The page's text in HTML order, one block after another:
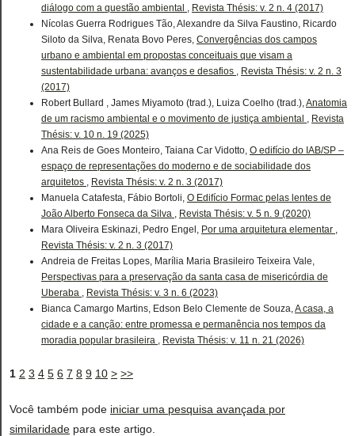
diálogo com a questão ambiental
Revista Thésis: v. 2 n. 4 (2017)
Nícolas Guerra Rodrigues Tão, Alexandre da Silva Faustino, Ricardo
Siloto da Silva, Renata Bovo Peres, Convergências dos campos
urbano e ambiental em propostas conceituais que visam a
sustentabilidade urbana: avanços e desafios
Revista Thésis: v. 2 n. 3
(2017)
Robert Bullard , James Miyamoto (trad.), Luiza Coelho (trad.), Anatomia
de um racismo ambiental e o movimento de justiça ambiental
Revista
Thésis: v. 10 n. 19 (2025)
Ana Reis de Goes Monteiro, Taiana Car Vidotto, O edifício do IAB/SP –
espaço de representações do moderno e de sociabilidade dos
arquitetos
Revista Thésis: v. 2 n. 3 (2017)
Manuela Catafesta, Fábio Bortoli, O Edifício Formac pelas lentes de
João Alberto Fonseca da Silva
Revista Thésis: v. 5 n. 9 (2020)
Mara Oliveira Eskinazi, Pedro Engel, Por uma arquitetura elementar
Revista Thésis: v. 2 n. 3 (2017)
Andreia de Freitas Lopes, Marília Maria Brasileiro Teixeira Vale,
Perspectivas para a preservação da santa casa de misericórdia de
Uberaba
Revista Thésis: v. 3 n. 6 (2023)
Bianca Camargo Martins, Edson Belo Clemente de Souza, A casa, a
cidade e a canção: entre promessa e permanência nos tempos da
moradia popular brasileira
Revista Thésis: v. 11 n. 21 (2026)
1 2 3 4 5 6 7 8 9 10 > >>
Você também pode iniciar uma pesquisa avançada por
similaridade para este artigo.